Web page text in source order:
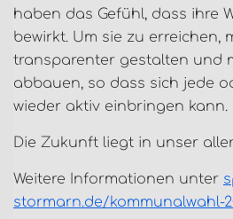
haben das Gefühl, dass ihre
bewirkt. Um sie zu erreichen,
transparenter gestalten und
abbauen, so dass sich jede
wieder aktiv einbringen kann.
Die Zukunft liegt in unser
Weitere Informationen unter
stormarn.de/kommunalwahl-